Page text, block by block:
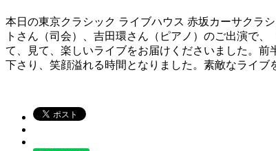
本日の東京クラシック ライブハウス 赤坂カーサクラ
トさん（司会）、吉田環さん（ピアノ）のご出演で
て、見て、楽しいライブをお届けくださいました。
下さり、笑顔溢れる時間となりました。素敵なライブ